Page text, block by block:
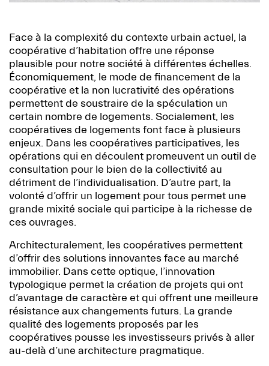
Face à la complexité du contexte urbain actuel, la
coopérative d’habitation offre une réponse
plausible pour notre société à différentes échelles.
Économiquement, le mode de financement de la
coopérative et la non lucrativité des opérations
permettent de soustraire de la spéculation un
certain nombre de logements. Socialement, les
coopératives de logements font face à plusieurs
enjeux. Dans les coopératives participatives, les
opérations qui en découlent promeuvent un outil de
consultation pour le bien de la collectivité au
détriment de l’individualisation. D’autre part, la
volonté d’offrir un logement pour tous permet une
grande mixité sociale qui participe à la richesse de
ces ouvrages.
Architecturalement, les coopératives permettent
d’offrir des solutions innovantes face au marché
immobilier. Dans cette optique, l’innovation
typologique permet la création de projets qui ont
d’avantage de caractère et qui offrent une meilleure
résistance aux changements futurs. La grande
qualité des logements proposés par les
coopératives pousse les investisseurs privés à aller
au-delà d’une architecture pragmatique.